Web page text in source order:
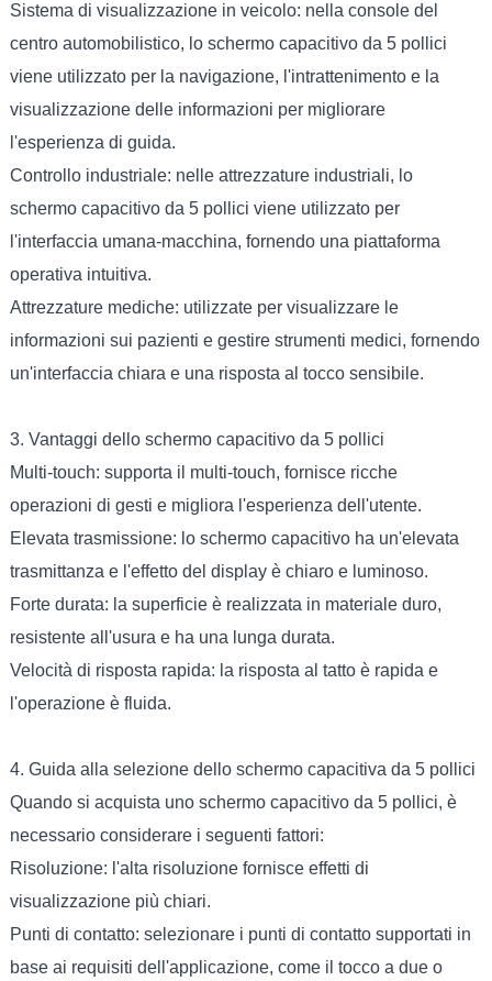
Sistema di visualizzazione in veicolo: nella console del
centro automobilistico, lo schermo capacitivo da 5 pollici
viene utilizzato per la navigazione, l'intrattenimento e la
visualizzazione delle informazioni per migliorare
l'esperienza di guida.
Controllo industriale: nelle attrezzature industriali, lo
schermo capacitivo da 5 pollici viene utilizzato per
l'interfaccia umana-macchina, fornendo una piattaforma
operativa intuitiva.
Attrezzature mediche: utilizzate per visualizzare le
informazioni sui pazienti e gestire strumenti medici, fornendo
un'interfaccia chiara e una risposta al tocco sensibile.
3. Vantaggi dello schermo capacitivo da 5 pollici
Multi-touch: supporta il multi-touch, fornisce ricche
operazioni di gesti e migliora l'esperienza dell'utente.
Elevata trasmissione: lo schermo capacitivo ha un'elevata
trasmittanza e l'effetto del display è chiaro e luminoso.
Forte durata: la superficie è realizzata in materiale duro,
resistente all'usura e ha una lunga durata.
Velocità di risposta rapida: la risposta al tatto è rapida e
l'operazione è fluida.
4. Guida alla selezione dello schermo capacitiva da 5 pollici
Quando si acquista uno schermo capacitivo da 5 pollici, è
necessario considerare i seguenti fattori:
Risoluzione: l'alta risoluzione fornisce effetti di
visualizzazione più chiari.
Punti di contatto: selezionare i punti di contatto supportati in
base ai requisiti dell'applicazione, come il tocco a due o